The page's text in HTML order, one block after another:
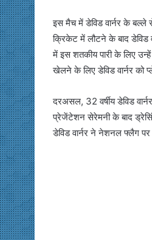
इस मैच में डेविड वार्नर के
क्रिकेट में लौटने के बाद
में इस शतकीय पारी के लिए
खेलने के लिए डेविड वार्नर को
दरअसल, 32 वर्षीय डेविड
प्रेजेंटेशन सेरेमनी के बाद
डेविड वार्नर ने नेशनल फ्लैग पर